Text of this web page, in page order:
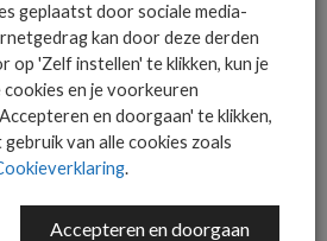
tot Head of Partners EMEA en
geplaatst door sociale media-
kan door deze derden
op 'Zelf instellen' te klikken, kun je
en je voorkeuren
en doorgaan' te klikken,
van alle cookies zoals
.
Accepteren en doorgaan